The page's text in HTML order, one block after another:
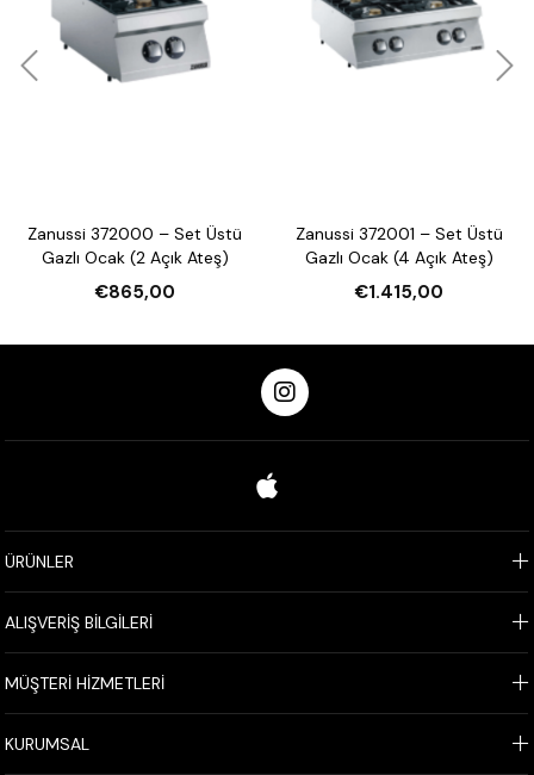
Zanussi 372000 – Set Üstü
Gazlı Ocak (2 Açık Ateş)
€865,00
Zanussi 372001 – Set Üstü
Gazlı Ocak (4 Açık Ateş)
€1.415,00
ÜRÜNLER
ALIŞVERİŞ BİLGİLERİ
MÜŞTERİ HİZMETLERİ
KURUMSAL